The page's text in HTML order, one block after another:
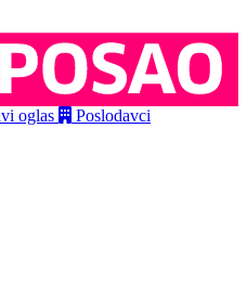
oglas Poslodavci